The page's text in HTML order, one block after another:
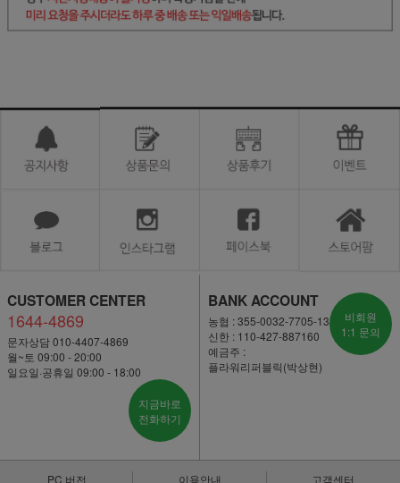
CUSTOMER CENTER
1644-4869
문자상담 010-4407-4869
월~토 09:00 - 20:00
일요일·공휴일 09:00 - 18:00
지금바로
전화하기
BANK ACCOUNT
농협 : 355-0032-7705-13
신한 : 110-427-887160
예금주 :
플라워리퍼블릭(박상현)
비회원
1:1 문의
PC 버전 이용안내 고객센터